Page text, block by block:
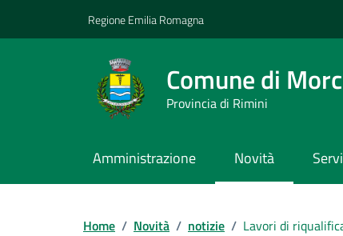
Regione Emilia Romagna
Comune di
Provincia di Rimini
Amministrazione Novità
Home / Novità / notizie / Lavori di